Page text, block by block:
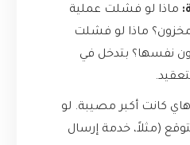
ماذا لو فشلت عملية
ماذا لو فشلت
نفسها؟ بتدخل في
هاي كانت أكبر مصيبة. لو
(مثلاً، خدمة إرسال